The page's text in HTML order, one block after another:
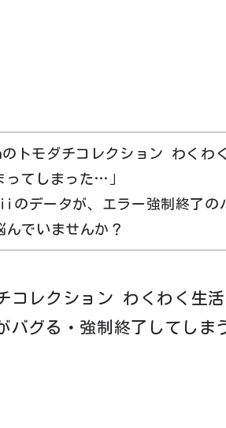
トモダチコレクション わくわ
ってしまった…」
のデータが、エラー強制終了の
でいませんか？
コレクション わくわく生
バグる・強制終了してしま